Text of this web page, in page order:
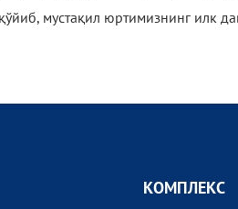
мустақил юртимизнинг илк
КОМПЛEКС